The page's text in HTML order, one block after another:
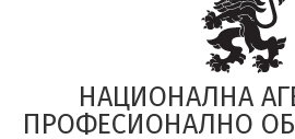
НАЦИОНАЛНА
ПРОФЕСИОНАЛНО